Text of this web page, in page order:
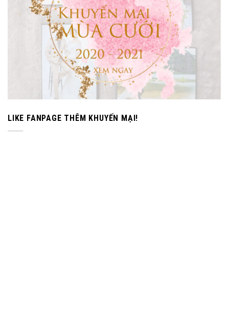
LIKE FANPAGE THÊM KHUYẾN MẠI!